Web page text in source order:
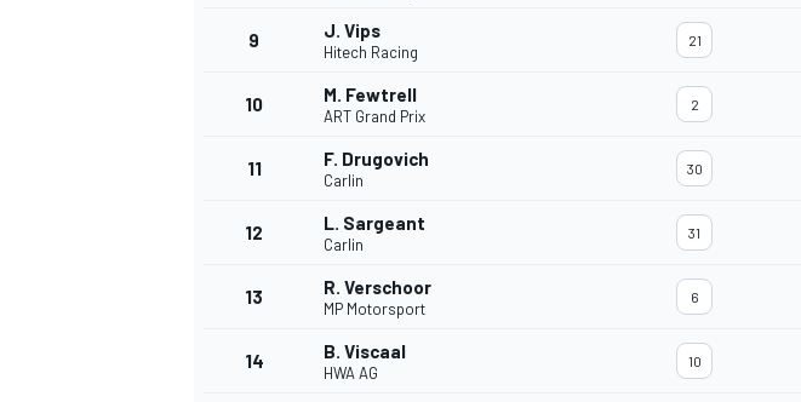
9 J. Vips
Hitech Racing
21
10 M. Fewtrell
ART Grand Prix
2
11 F. Drugovich
Carlin
30
12 L. Sargeant
Carlin
31
13 R. Verschoor
MP Motorsport
6
14 B. Viscaal
HWA AG
10